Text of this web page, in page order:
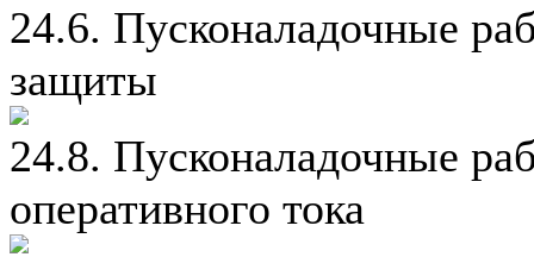
24.6. Пусконаладочные
защиты
24.8. Пусконаладочные
оперативного тока